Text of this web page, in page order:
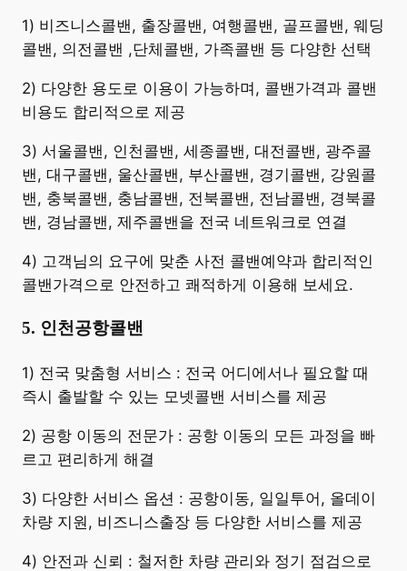
​1) 비즈니스콜밴, 출장콜밴, 여행콜밴, 골프콜밴, 웨딩
콜밴, 의전콜밴 ,단체콜밴, 가족콜밴 등 다양한 선택
2) 다양한 용도로 이용이 가능하며, 콜밴가격과 콜밴
비용도 합리적으로 제공
3) 서울콜밴, 인천콜밴, 세종콜밴, 대전콜밴, 광주콜
밴, 대구콜밴, 울산콜밴, 부산콜밴, 경기콜밴, 강원콜
밴, 충북콜밴, 충남콜밴, 전북콜밴, 전남콜밴, 경북콜
밴, 경남콜밴, 제주콜밴을 전국 네트워크로 연결
4) 고객님의 요구에 맞춘 사전 콜밴예약과 합리적인
콜밴가격으로 안전하고 쾌적하게 이용해 보세요.
5. 인천공항콜밴
​1) 전국 맞춤형 서비스 : 전국 어디에서나 필요할 때
즉시 출발할 수 있는 모넷콜밴 서비스를 제공
2) 공항 이동의 전문가 : 공항 이동의 모든 과정을 빠
르고 편리하게 해결
3) 다양한 서비스 옵션 : 공항이동, 일일투어, 올데이
차량 지원, 비즈니스출장 등 다양한 서비스를 제공
4) 안전과 신뢰 : 철저한 차량 관리와 정기 점검으로